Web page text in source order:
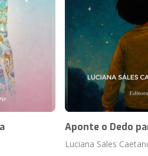
Aponte o Dedo
Luciana Sales